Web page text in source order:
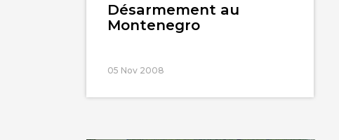
Désarmement au
Montenegro
05 Nov 2008